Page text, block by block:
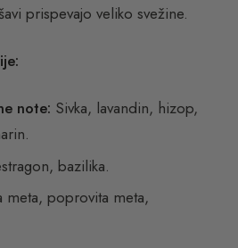
prispevajo veliko svežine.
note: Sivka, lavandin, hizop,
bazilika.
meta, poprovita meta,